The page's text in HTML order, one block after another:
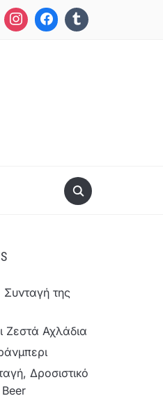
της
Ζεστά Αχλάδια
Δροσιστικό